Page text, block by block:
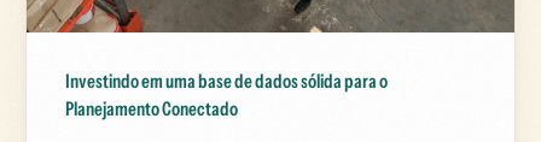
Investindo em uma base de dados sólida para o
Planejamento Conectado